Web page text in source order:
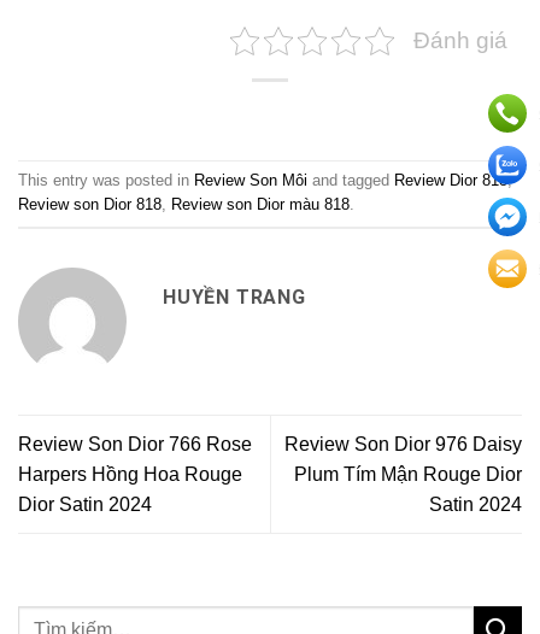
Đánh giá
This entry was posted in Review Son Môi and tagged Review Dior 818,
Review son Dior 818
Review son Dior màu 818
HUYỀN TRANG
Review Son Dior 766 Rose
Harpers Hồng Hoa Rouge
Dior Satin 2024
Review Son Dior 976 Daisy
Plum Tím Mận Rouge Dior
Satin 2024